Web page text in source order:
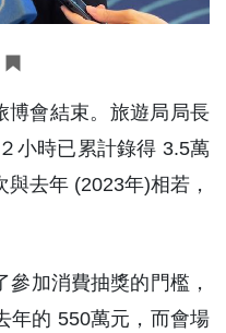
博會結束。旅遊局局長
小時已累計錄得 3.5萬
去年 (2023年)相若，
加消費抽獎的門檻，
年的 550萬元，而會場